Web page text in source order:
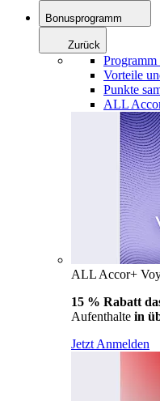
Bonusprogramm
Zurück
Programm
Vorteile
Punkte
ALL
ALL Accor+
15 % Rabatt
Aufenthalte in
Jetzt Anmelden